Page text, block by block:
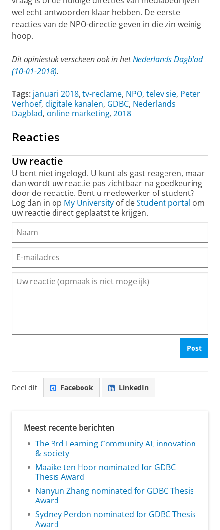
wel echt antwoorden klaar hebben. De eerste
reacties van de NPO-directie geven in die zin weinig
hoop.
Dit opiniestuk verscheen ook in hetNederlands Dagblad
(10-01-2018).
Tags: januari 2018, tv-reclame, NPO, televisie, Peter
Verhoef, digitale kanalen, GDBC, Nederlands
Dagblad, online marketing, 2018
Reacties
Uw reactie
U bent niet ingelogd. U kunt als gast reageren, maar
dan wordt uw reactie pas zichtbaar na goedkeuring
door de redactie. Bent u medewerker of student?
Log dan in op My University of deStudent portal om
uw reactie direct geplaatst te krijgen.
Post
Deel dit Facebook LinkedIn
Meest recente berichten
The 3rd Learning Community AI, innovation
& society
Maaike ten Hoor nominated for GDBC
Thesis Award
Nanyun Zhang nominated for GDBC Thesis
Award
Sydney Perdon nominated for GDBC Thesis
Award